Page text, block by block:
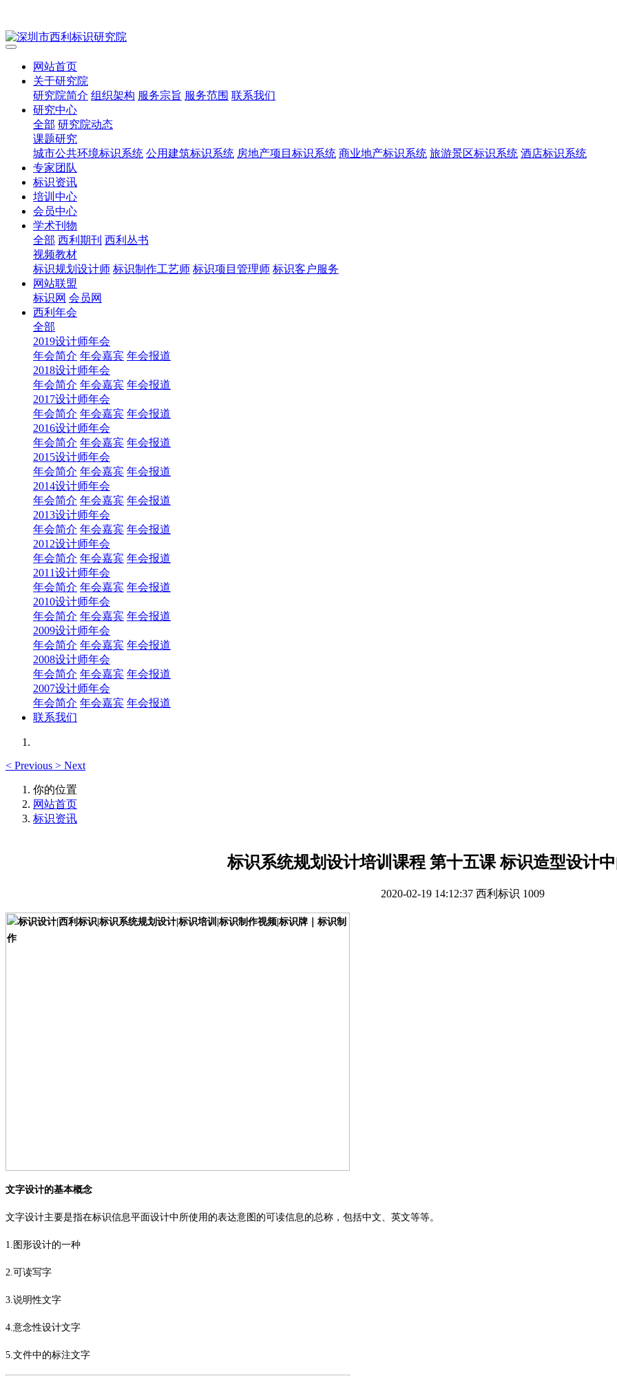
网站首页
关于研究院
研究院简介 组织架构 服务宗旨 服务范围 联系我们
研究中心
全部 研究院动态
课题研究
城市公共环境标识系统 公用建筑标识系统 房地产项目标识系统 商业地产标识系统 旅游景区标识系统 酒店标识系统
专家团队
标识资讯
培训中心
会员中心
学术刊物
全部 西利期刊 西利丛书
视频教材
标识规划设计师 标识制作工艺师 标识项目管理师 标识客户服务
网站联盟
标识网 会员网
西利年会
全部
2019设计师年会
年会简介 年会嘉宾 年会报道
2018设计师年会
年会简介 年会嘉宾 年会报道
2017设计师年会
年会简介 年会嘉宾 年会报道
2016设计师年会
年会简介 年会嘉宾 年会报道
2015设计师年会
年会简介 年会嘉宾 年会报道
2014设计师年会
年会简介 年会嘉宾 年会报道
2013设计师年会
年会简介 年会嘉宾 年会报道
2012设计师年会
年会简介 年会嘉宾 年会报道
2011设计师年会
年会简介 年会嘉宾 年会报道
2010设计师年会
年会简介 年会嘉宾 年会报道
2009设计师年会
年会简介 年会嘉宾 年会报道
2008设计师年会
年会简介 年会嘉宾 年会报道
2007设计师年会
年会简介 年会嘉宾 年会报道
联系我们
< Previous > Next
你的位置
网站首页
标识资讯
标识系统规划设计培训课程 第十五课 标识造型设计
2020-02-19 14:12:37 西利标识 1009
文字设计的基本概念
文字设计主要是指在标识信息平面设计中所使用的表达意图的可读信息的总称，包括中文、英文等等。
1. 图形设计的一种
2. 可读写字
3. 说明性文字
4. 意念性设计文字
5. 文件中的标注文字